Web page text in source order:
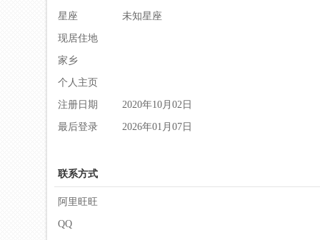
星座 未知星座
现居住地
家乡
个人主页
注册日期 2020年10月02日
最后登录 2026年01月07日
联系方式
阿里旺旺
QQ